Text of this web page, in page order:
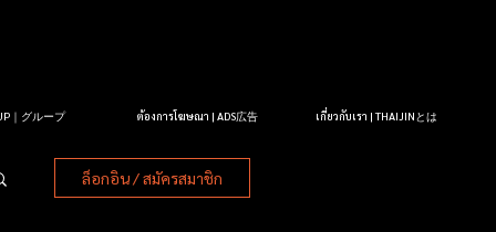
｜グループ ต้องการโฆษณา | ADS広告 เกี่ยวกับเรา | THAIJINとは
ล็อกอิน / สมัครสมาชิก